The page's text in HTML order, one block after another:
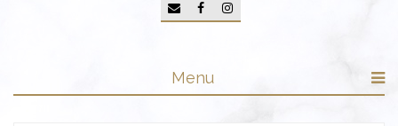
Menu